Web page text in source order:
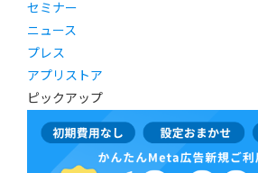
セミナー
ニュース
プレス
アプリストア
ピックアップ